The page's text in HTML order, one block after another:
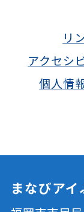
リ
アクセシ
個人情
まなびア